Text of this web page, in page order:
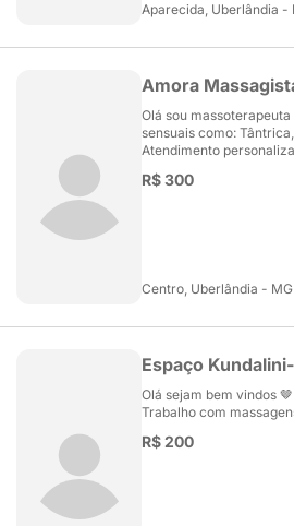
Aparecida, Uberlândia -
Amora
Olá sou
sensuais como:
Atendimento
R$ 300
Centro, Uberlândia - MG
Espaço
Olá sejam bem vindos
Trabalho com
R$ 200